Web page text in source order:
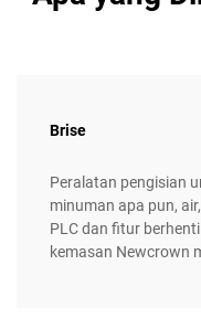
Brise
Peralatan pengisian
minuman apa pun,
PLC dan fitur
kemasan Newcrown